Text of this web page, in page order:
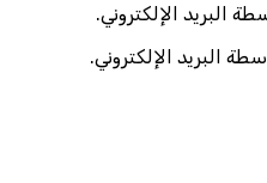
البريد الإلكتروني.
البريد الإلكتروني.